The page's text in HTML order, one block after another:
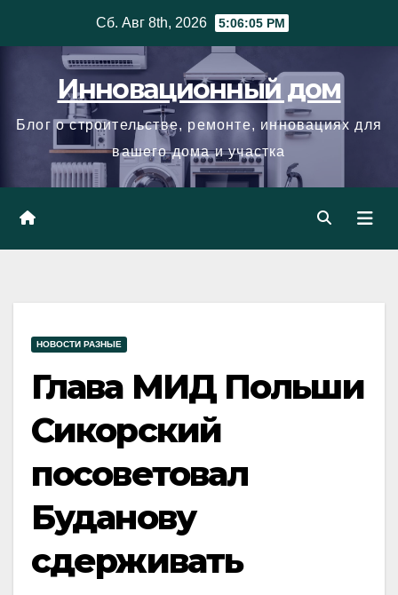
Сб. Авг 8th, 2026 5:06:05 PM
Инновационный дом
Блог о строительстве, ремонте, инновациях для
вашего дома и участка
НОВОСТИ РАЗНЫЕ
Глава МИД Польши
Сикорский
посоветовал
Буданову
сдерживать